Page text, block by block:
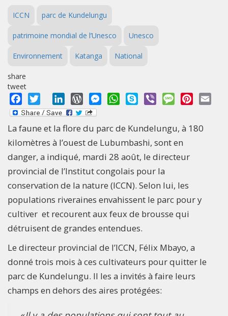
ICCN parc de Kundelungu
patrimoine mondial de l’Unesco Unesco
Environnement Katanga National
share
tweet
Facebook
Twitter LinkedInWordPressMessengerWhatsApp
Skype Viber MessagePinterest
La faune et la flore du parc de Kundelungu, à 180
kilomètres à l’ouest de Lubumbashi, sont en
danger, a indiqué, mardi 28 août, le directeur
provincial de l’Institut congolais pour la
conservation de la nature (ICCN). Selon lui, les
populations riveraines envahissent le parc pour y
cultiver et recourent aux feux de brousse qui
détruisent de grandes entendues.
Le directeur provincial de l’ICCN, Félix Mbayo, a
donné trois mois à ces cultivateurs pour quitter le
parc de Kundelungu. Il les a invités à faire leurs
champs en dehors des aires protégées: